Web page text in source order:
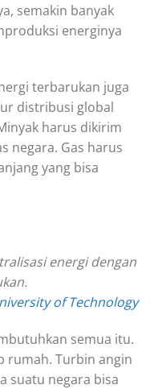
semakin banyak
energinya
terbarukan juga
distribusi global
harus dikirim
negara. Gas harus
yang bisa
energi dengan
of Technology
semua itu.
rumah. Turbin angin
suatu negara bisa